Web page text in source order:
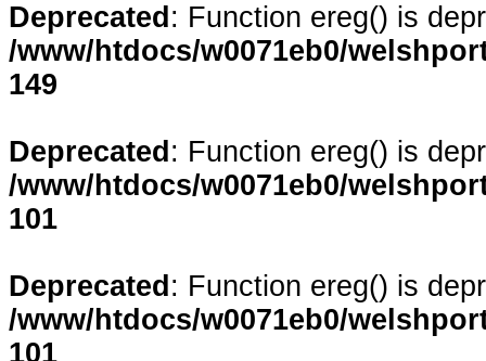
Deprecated : Function ereg() is
/www/htdocs/w0071eb0/
149
Deprecated : Function ereg() is
/www/htdocs/w0071eb0/
101
Deprecated : Function ereg() is
/www/htdocs/w0071eb0/
101